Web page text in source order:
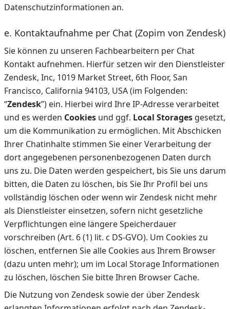
Datenschutzinformationen an.
e. Kontaktaufnahme per Chat (Zopim von Zendesk)
Sie können zu unseren Fachbearbeitern per Chat
Kontakt aufnehmen. Hierfür setzen wir den Dienstleister
Zendesk, Inc, 1019 Market Street, 6th Floor, San
Francisco, California 94103, USA (im Folgenden:
“Zendesk”) ein. Hierbei wird Ihre IP-Adresse verarbeitet
und es werden Cookies und ggf. Local Storages gesetzt,
um die Kommunikation zu ermöglichen. Mit Abschicken
Ihrer Chatinhalte stimmen Sie einer Verarbeitung der
dort angegebenen personenbezogenen Daten durch
uns zu. Die Daten werden gespeichert, bis Sie uns darum
bitten, die Daten zu löschen, bis Sie Ihr Profil bei uns
vollständig löschen oder wenn wir Zendesk nicht mehr
als Dienstleister einsetzen, sofern nicht gesetzliche
Verpflichtungen eine längere Speicherdauer
vorschreiben (Art. 6 (1) lit. c DS-GVO). Um Cookies zu
löschen, entfernen Sie alle Cookies aus Ihrem Browser
(dazu unten mehr); um im Local Storage Informationen
zu löschen, löschen Sie bitte Ihren Browser Cache.
Die Nutzung von Zendesk sowie der über Zendesk